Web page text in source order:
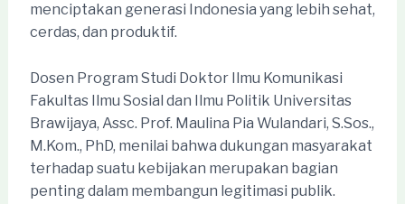
menciptakan generasi Indonesia yang lebih sehat,
cerdas, dan produktif.
Dosen Program Studi Doktor Ilmu Komunikasi
Fakultas Ilmu Sosial dan Ilmu Politik Universitas
Brawijaya, Assc. Prof. Maulina Pia Wulandari, S.Sos.,
M.Kom., PhD, menilai bahwa dukungan masyarakat
terhadap suatu kebijakan merupakan bagian
penting dalam membangun legitimasi publik.